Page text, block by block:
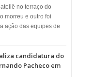
no terraço do
morreu e outro foi
ação das equipes de
candidatura do
Pacheco em